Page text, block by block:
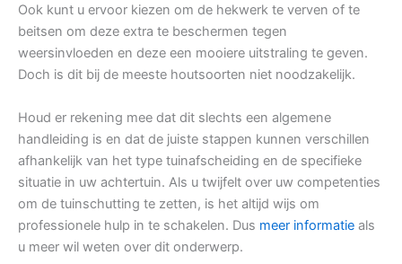
Ook kunt u ervoor kiezen om de hekwerk te verven of te
beitsen om deze extra te beschermen tegen
weersinvloeden en deze een mooiere uitstraling te geven.
Doch is dit bij de meeste houtsoorten niet noodzakelijk.
Houd er rekening mee dat dit slechts een algemene
handleiding is en dat de juiste stappen kunnen verschillen
afhankelijk van het type tuinafscheiding en de specifieke
situatie in uw achtertuin. Als u twijfelt over uw competenties
om de tuinschutting te zetten, is het altijd wijs om
professionele hulp in te schakelen. Dus meer informatie als
u meer wil weten over dit onderwerp.